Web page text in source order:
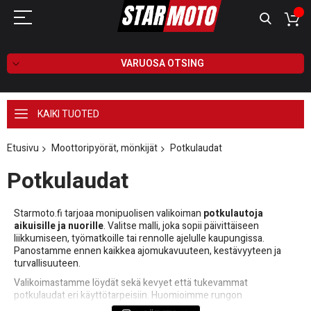
VARUOSA OTSING
KAIKI TUOTED
Etusivu Moottoripyörät, mönkijät Potkulaudat
Potkulaudat
Starmoto.fi tarjoaa monipuolisen valikoiman potkulautoja
aikuisille ja nuorille. Valitse malli, joka sopii päivittäiseen
liikkumiseen, työmatkoille tai rennolle ajelulle kaupungissa.
Panostamme ennen kaikkea ajomukavuuteen, kestävyyteen ja
turvallisuuteen.
Valikoimastamme löydät sekä kevyet että tukevammat
potkulaudat eri käyttötarpeisiin. Huomioimme rungon
kestävyyden, renkaiden laadun ja jarrujen toimivuuden, jotta